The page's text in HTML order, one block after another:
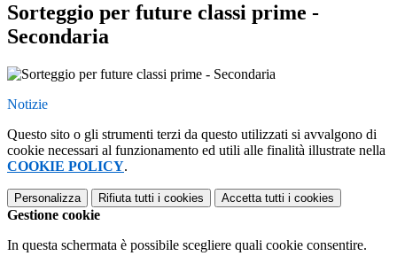
Sorteggio per future classi prime -
Secondaria
Notizie
Questo sito o gli strumenti terzi da questo utilizzati si avvalgono di
cookie necessari al funzionamento ed utili alle finalità illustrate nella
COOKIE POLICY.
Personalizza Rifiuta tutti i cookies Accetta tutti i cookies
Gestione cookie
In questa schermata è possibile scegliere quali cookie consentire.